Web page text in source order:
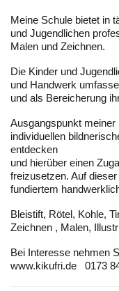
Meine Schule bietet in
und Jugendlichen
Malen und Zeichnen.
Die Kinder und
und Handwerk
und als Bereicherung
Ausgangspunkt
individuellen
entdecken
und hierüber einen
freizusetzen. Auf
fundiertem
Bleistift, Rötel, Kohle,
Zeichnen , Malen,
Bei Interesse nehmen
www.kikufri.de 0173